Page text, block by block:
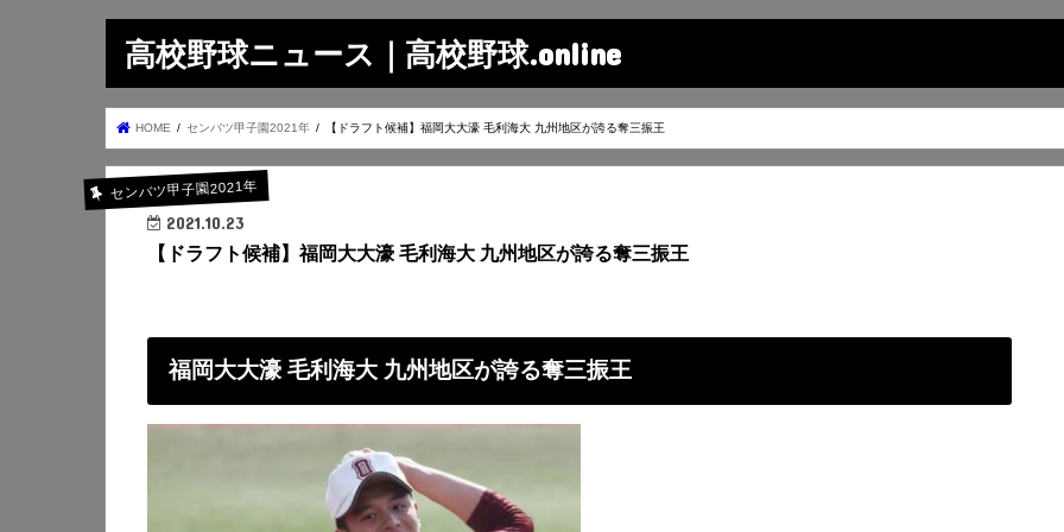
高校野球ニュース｜高校野球.online
HOME センバツ甲子園2021年 【ドラフト候補】福岡大大濠 毛利海大 九州地区が誇る奪三振王
センバツ甲子園2021年
2021.10.23
【ドラフト候補】福岡大大濠 毛利海大 九州地区が誇る奪三振王
福岡大大濠 毛利海大 九州地区が誇る奪三振王